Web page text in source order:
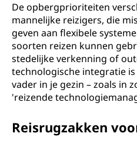
De opbergprioriteiten
mannelijke reizigers, die
geven aan flexibele
soorten reizen kunnen
stedelijke verkenning of
technologische integratie
vader in je gezin – zoals in
'reizende
Reisrugzakken